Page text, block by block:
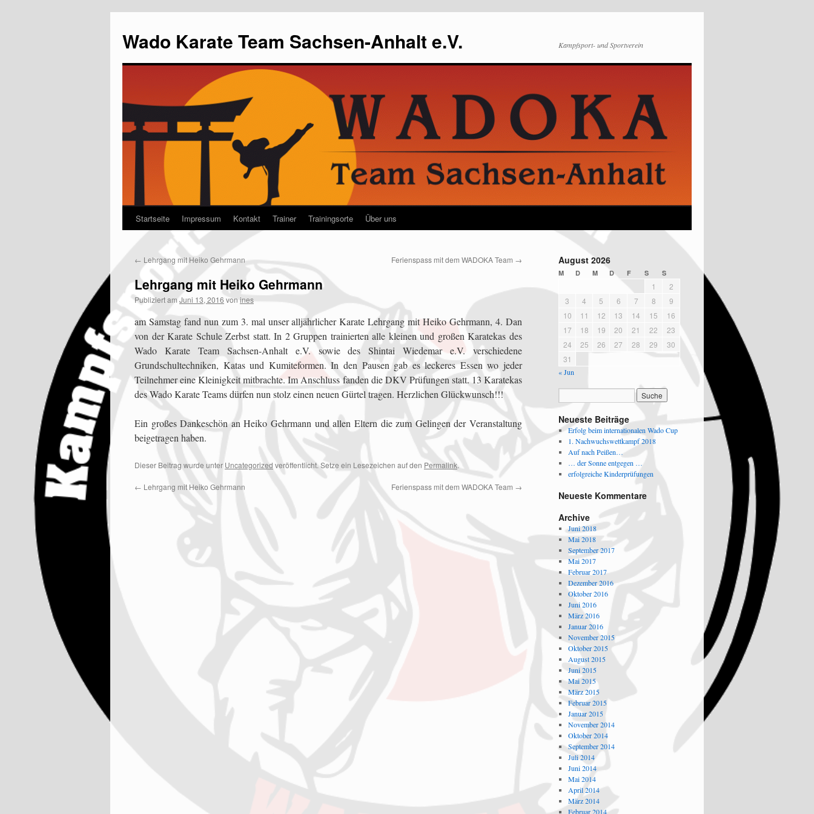
Wado Karate Team Sachsen-Anhalt e.V. Kampfsport- und Sportverein
Startseite Impressum Kontakt Trainer Trainingsorte Über uns
← Lehrgang mit Heiko Gehrmann Ferienspass mit dem WADOKA Team →
Lehrgang mit Heiko Gehrmann
Publiziert am Juni 13, 2016 von ines
am Samstag fand nun zum 3. mal unser alljährlicher Karate Lehrgang mit Heiko Gehrmann, 4. Dan
von der Karate Schule Zerbst statt. In 2 Gruppen trainierten alle kleinen und großen Karatekas des
Wado Karate Team Sachsen-Anhalt e.V. sowie des Shintai Wiedemar e.V. verschiedene
Grundschultechniken, Katas und Kumiteformen. In den Pausen gab es leckeres Essen wo jeder
Teilnehmer eine Kleinigkeit mitbrachte. Im Anschluss fanden die DKV Prüfungen statt. 13 Karatekas
des Wado Karate Teams dürfen nun stolz einen neuen Gürtel tragen. Herzlichen Glückwunsch!!!
Ein großes Dankeschön an Heiko Gehrmann und allen Eltern die zum Gelingen der Veranstaltung
beigetragen haben.
Dieser Beitrag wurde unter Uncategorized veröffentlicht. Setze ein Lesezeichen auf den Permalink.
← Lehrgang mit Heiko Gehrmann Ferienspass mit dem WADOKA Team →
August 2026
M D M D F S S
1
2
3
4 5 6 7 8
9
10
11 12 13 14 15
16
17
18 19 20 21 22
23
24
25 26 27 28 29
30
31
« Jun
Neueste Beiträge
Erfolg beim internationalen Wado Cup
1. Nachwuchswettkampf 2018
Auf nach Peißen…
… der Sonne entgegen …
erfolgreiche Kinderprüfungen
Neueste Kommentare
Archive
Juni 2018
Mai 2018
September 2017
Mai 2017
Februar 2017
Dezember 2016
Oktober 2016
Juni 2016
März 2016
Januar 2016
November 2015
Oktober 2015
August 2015
Juni 2015
Mai 2015
März 2015
Februar 2015
Januar 2015
November 2014
Oktober 2014
September 2014
Juli 2014
Juni 2014
Mai 2014
April 2014
März 2014
Februar 2014